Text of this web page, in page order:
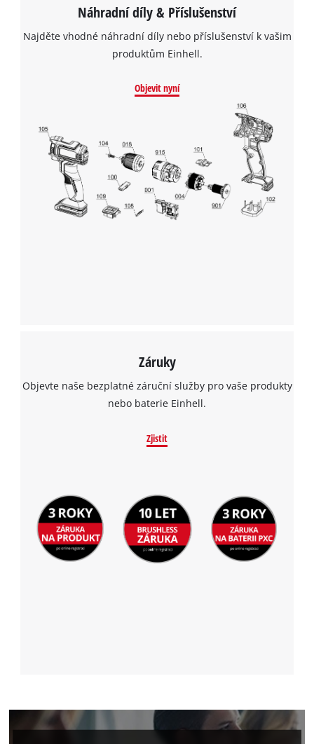
Náhradní díly & Příslušenství
Najděte vhodné náhradní díly nebo příslušenství k vašim
produktům Einhell.
Objevit nyní
Záruky
Objevte naše bezplatné záruční služby pro vaše produkty
nebo baterie Einhell.
Zjistit